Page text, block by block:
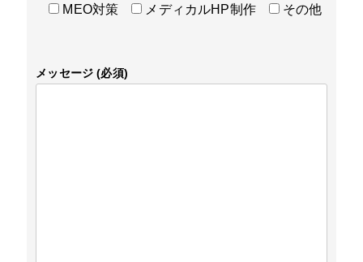
MEO対策 メディカルHP制作 その他
メッセージ (必須)